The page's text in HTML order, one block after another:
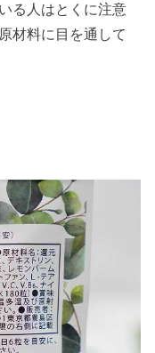
る人はとくに注意
材料に目を通して